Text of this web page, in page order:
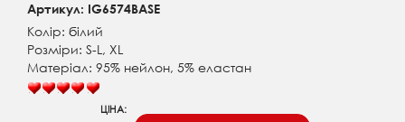
Артикул: IG6574BASE
Колір: білий
Розміри: S-L, XL
Матеріал: 95% нейлон, 5% еластан
ЦІНА: